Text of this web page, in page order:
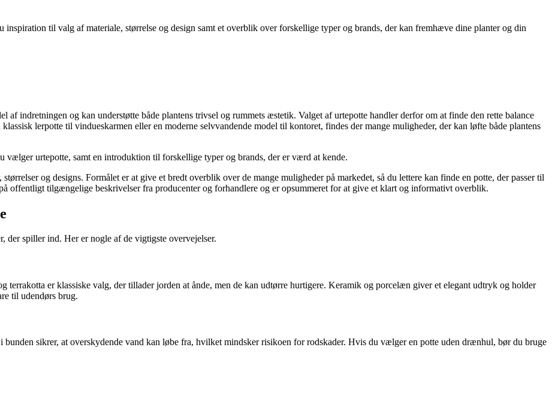
til valg af materiale, størrelse og design samt et overblik over forskellige typer og brands, der kan fremhæve dine planter og din
af indretningen og kan understøtte både plantens trivsel og rummets æstetik. Valget af urtepotte handler derfor om at finde den rette balance
lerpotte til vindueskarmen eller en moderne selvvandende model til kontoret, findes der mange muligheder, der kan løfte både plantens
vælger urtepotte, samt en introduktion til forskellige typer og brands, der er værd at kende.
og designs. Formålet er at give et bredt overblik over de mange muligheder på markedet, så du lettere kan finde en potte, der passer til
offentligt tilgængelige beskrivelser fra producenter og forhandlere og er opsummeret for at give et klart og informativt overblik.
spiller ind. Her er nogle af de vigtigste overvejelser.
terrakotta er klassiske valg, der tillader jorden at ånde, men de kan udtørre hurtigere. Keramik og porcelæn giver et elegant udtryk og holder
til udendørs brug.
sikrer, at overskydende vand kan løbe fra, hvilket mindsker risikoen for rodskader. Hvis du vælger en potte uden drænhul, bør du bruge